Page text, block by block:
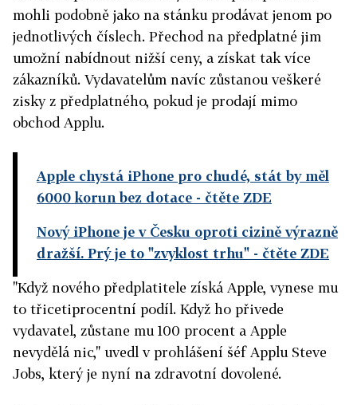
mohli podobně jako na stánku prodávat jenom po
jednotlivých číslech. Přechod na předplatné jim
umožní nabídnout nižší ceny, a získat tak více
zákazníků. Vydavatelům navíc zůstanou veškeré
zisky z předplatného, pokud je prodají mimo
obchod Applu.
Apple chystá iPhone pro chudé, stát by měl
6000 korun bez dotace - čtěte ZDE
Nový iPhone je v Česku oproti cizině výrazně
dražší. Prý je to "zvyklost trhu" - čtěte ZDE
"Když nového předplatitele získá Apple, vynese mu
to třicetiprocentní podíl. Když ho přivede
vydavatel, zůstane mu 100 procent a Apple
nevydělá nic," uvedl v prohlášení šéf Applu Steve
Jobs, který je nyní na zdravotní dovolené.